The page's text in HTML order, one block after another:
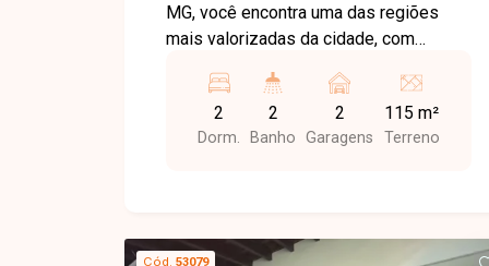
MG, você encontra uma das regiões
mais valorizadas da cidade, com
às principais avenidas e proximidade
com supermercados, escolas,
farmácias, restaurantes, universidades
localização. O imóvel conta com sala
2
Dorm.
2
Banho
2
Garagens
115 m²
Terreno
Cód. 53079